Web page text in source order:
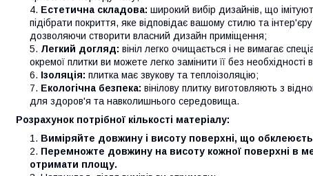
Естетична складова: широкий вибір дизайнів, що
підібрати покриття, яке відповідає вашому стилю та
дозволяючи створити власний дизайн приміщення;
Легкий догляд: вініл легко очищається і не вимагає
окремої плитки ви можете легко замінити її без необхідності
Ізоляція: плитка має звукову та теплоізоляцію;
Екологічна безпека: вінілову плитку виготовляють з
для здоров'я та навколишнього середовища.
Розрахунок потрібної кількості матеріалу:
Виміряйте довжину і висоту поверхні, що
Перемножте довжину на висоту кожної поверхні в
отримати площу.